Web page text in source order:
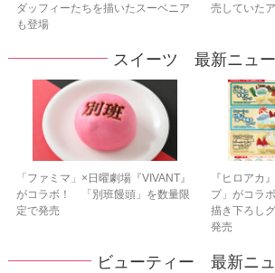
ダッフィーたちを描いたスーベニア
も登場
売していた
スイーツ 最新ニュ
「ファミマ」×日曜劇場『VIVANT』
がコラボ！ 「別班饅頭」を数量限
定で発売
『ヒロアカ
プ」がコラ
描き下ろし
発売
ビューティー 最新ニ